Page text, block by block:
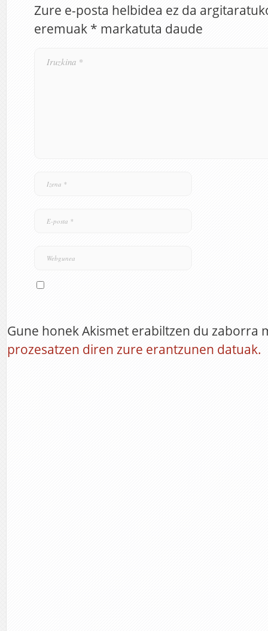
Zure e-posta helbidea ez da
eremuak * markatuta daude
Gune honek Akismet erabiltzen du zaborra
prozesatzen diren zure erantzunen datuak.